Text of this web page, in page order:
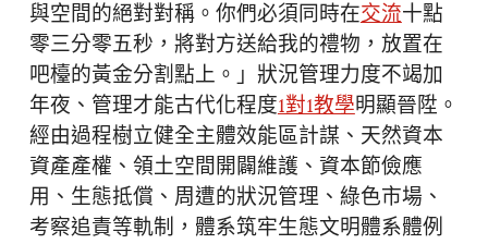
與空間的絕對對稱。你們必須同時在交流十點
零三分零五秒，將對方送給我的禮物，放置在
吧檯的黃金分割點上。」狀況管理力度不竭加
年夜、管理才能古代化程度1對1教學明顯晉陞。
經由過程樹立健全主體效能區計謀、天然資本
資產產權、領土空間開闢維護、資本節儉應
用、生態抵償、周遭的狀況管理、綠色市場、
考察追責等軌制，體系筑牢生態文明體系體例